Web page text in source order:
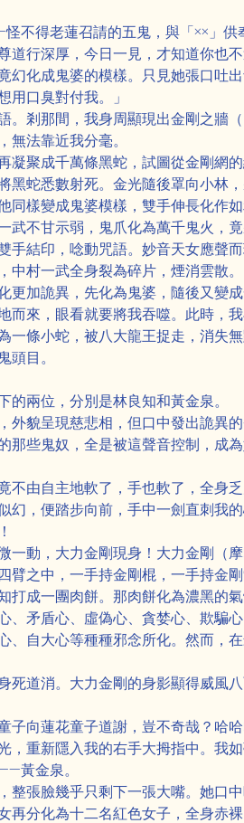
不得老蓮召請的五鬼，與「××」供
道行深厚，今日一見，才知道你也
幻化成鬼婆的模樣。只見她張口吐
用口臭對付我。」
。剎那間，我身周顯現出金剛之牆
法靠近我分毫。
凝聚成千萬條黑蛇，試圖從金剛網
黑蛇悉數射死。金光隨後罩向小林，
同樣變成鬼婆模樣，雙手伸長化作
武不甘示弱，鬼爪化為萬千鬼火，
手結印，唸動咒語。妙音天女應聲
村一武全身裂為碎片，煙消雲散。
更加詭異，先化為鬼婆，隨後又變
而來，眼看就要將我吞噬。此時，
條小蛇，被八大龍王捉走，消失無
目。
兩位，分別是林良知和黃金泉。
外貌呈現慈悲相，但口中發出詭異
那些鬼奴，全是被這聲音控制，成
不由自主地軟了，手也軟了，全身
幻，便踏步向前，手中一劍直刺我
一動，大力金剛現身！大力金剛（
臂之中，一手持金剛棍，一手持金
打成一團肉餅。那肉餅化為濃黑的氣
、矛盾心、虛偽心、貪婪心、欺騙
、自大心等種種邪念所化。然而
死道消。大力金剛的身影顯得威風
子向蓮花童子道謝，豈不奇哉？哈哈
，重新隱入我的右手大拇指中。我如
黃金泉。
整張臉幾乎只剩下一張大嘴。她口
再分化為十二名紅色女子，全身赤